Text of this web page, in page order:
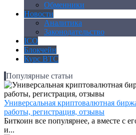
Обменники
Новости
Аналитика
Законодательство
ICO
Блокчейн
Курс BTC
Популярные статьи
Универсальная криптовалютная
работы, регистрация, отзывы
Биткоин все популярнее, а вместе с
и...